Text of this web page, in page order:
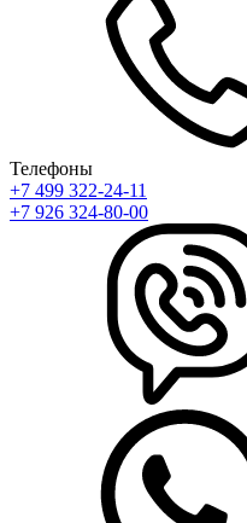
Телефоны
+7 499 322-24-11
+7 926 324-80-00